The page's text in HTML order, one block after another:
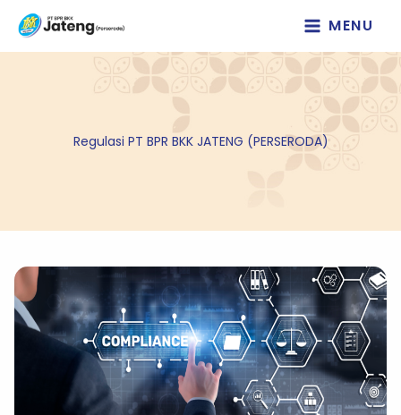
Lewati
konten
MENU
Regulasi PT BPR BKK JATENG (PERSERODA)